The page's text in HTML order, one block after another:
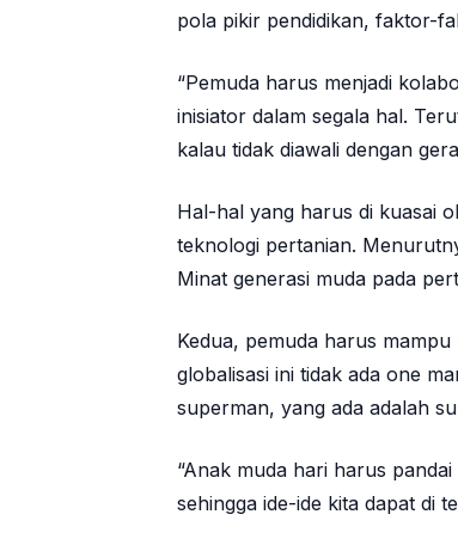
pola pikir pendidikan, faktor-
“Pemuda harus menjadi
inisiator dalam segala hal.
kalau tidak diawali dengan
Hal-hal yang harus di kuasai
teknologi pertanian.
Minat generasi muda pada
Kedua, pemuda harus
globalisasi ini tidak ada one
superman, yang ada adalah
“Anak muda hari harus
sehingga ide-ide kita dapat di